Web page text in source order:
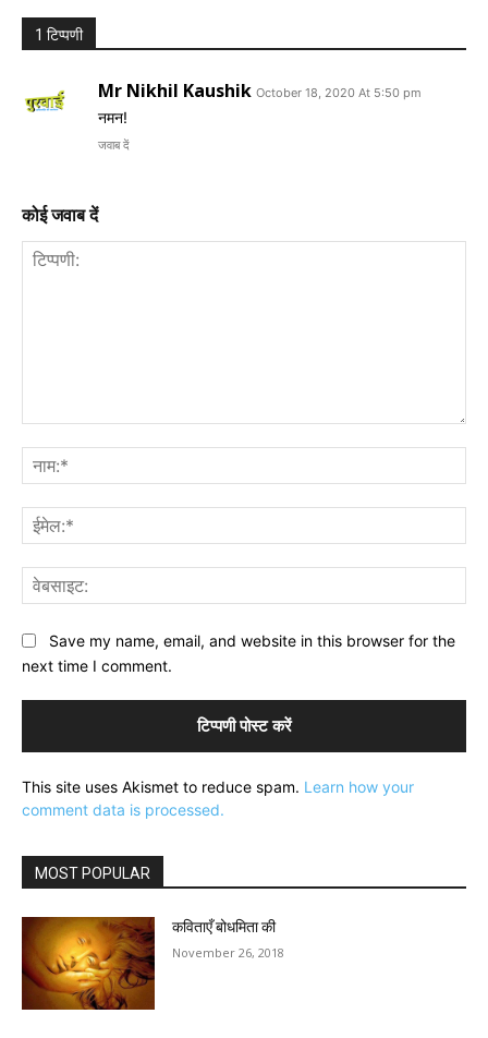
1 टिप्पणी
Mr Nikhil Kaushik October 18, 2020 At 5:50 pm
नमन!
जवाब दें
कोई जवाब दें
Save my name, email, and website in this browser for the
next time I comment.
This site uses Akismet to reduce spam. Learn how your
comment data is processed.
MOST POPULAR
कविताएँ बोधमिता की
November 26, 2018